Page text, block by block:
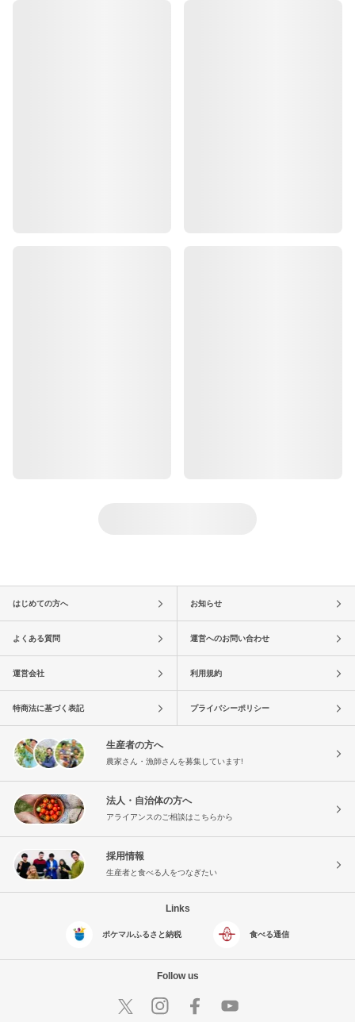
はじめての方へ お知らせ
よくある質問 運営へのお問い合わせ
運営会社 利用規約
特商法に基づく表記 プライバシーポリシー
生産者の方へ
農家さん・漁師さんを募集しています!
法人・自治体の方へ
アライアンスのご相談はこちらから
採用情報
生産者と食べる人をつなぎたい
Links
ポケマルふるさと納税 食べる通信
Follow us